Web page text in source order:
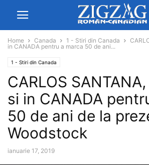
Home Canada 1 - Stiri din Canada
in CANADA pentru a marca 50 de ani...
1 - Stiri din Canada
CARLOS
si in CANADA
50 de ani de la
Woodstock
ianuarie 17, 2019